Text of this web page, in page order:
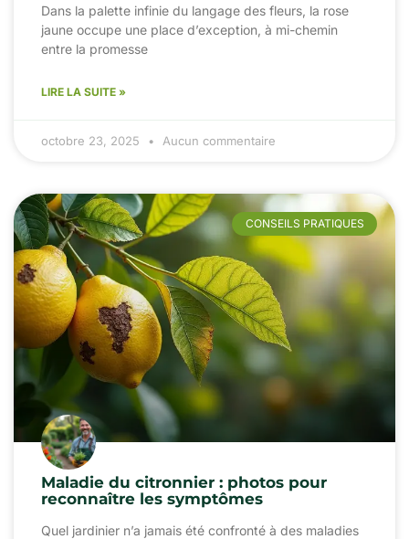
Dans la palette infinie du langage des fleurs, la rose
jaune occupe une place d’exception, à mi-chemin
entre la promesse
LIRE LA SUITE »
octobre 23, 2025 Aucun commentaire
CONSEILS PRATIQUES
Maladie du citronnier : photos pour
reconnaître les symptômes
Quel jardinier n’a jamais été confronté à des maladies